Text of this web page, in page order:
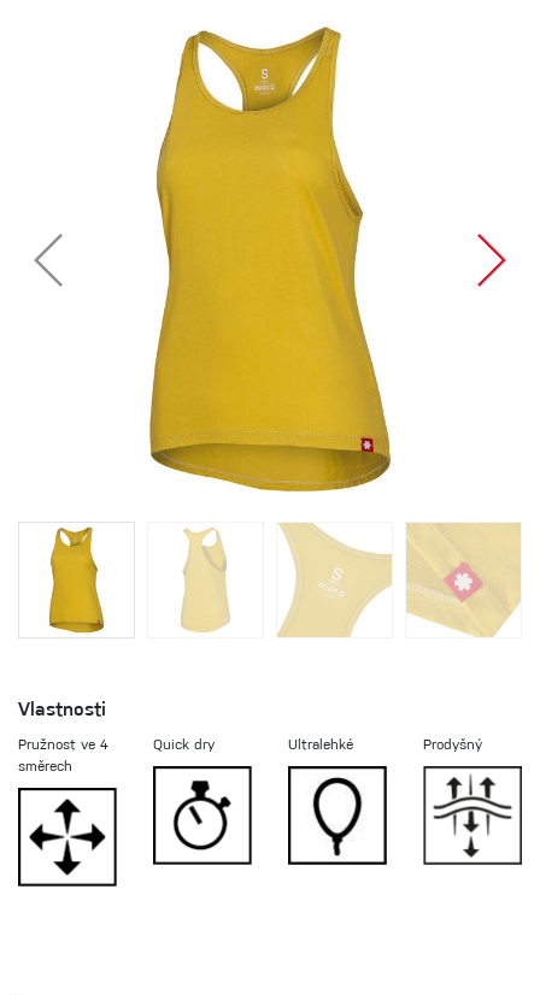
Vlastnosti
Pružnost ve 4
směrech
Quick dry Ultralehké Prodyšný